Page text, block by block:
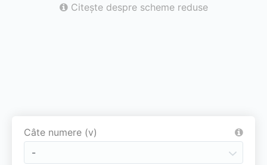
Citește despre scheme reduse
Câte numere (v)